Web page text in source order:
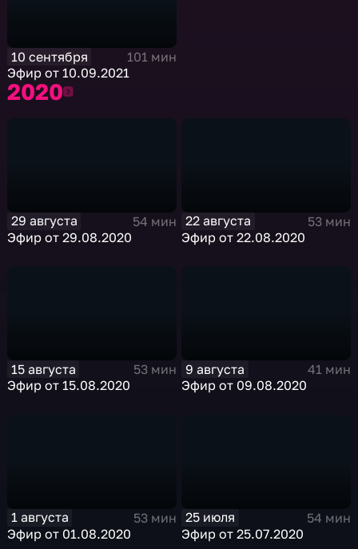
10 сентября
101 мин
Эфир от 10.09.2021
20202020
29 августа
54 мин
Эфир от 29.08.2020
22 августа
53 мин
Эфир от 22.08.2020
15 августа
53 мин
Эфир от 15.08.2020
9 августа
41 мин
Эфир от 09.08.2020
1 августа
53 мин
Эфир от 01.08.2020
25 июля
54 мин
Эфир от 25.07.2020